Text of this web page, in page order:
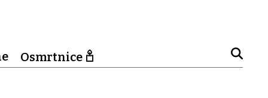
Osmrtnice